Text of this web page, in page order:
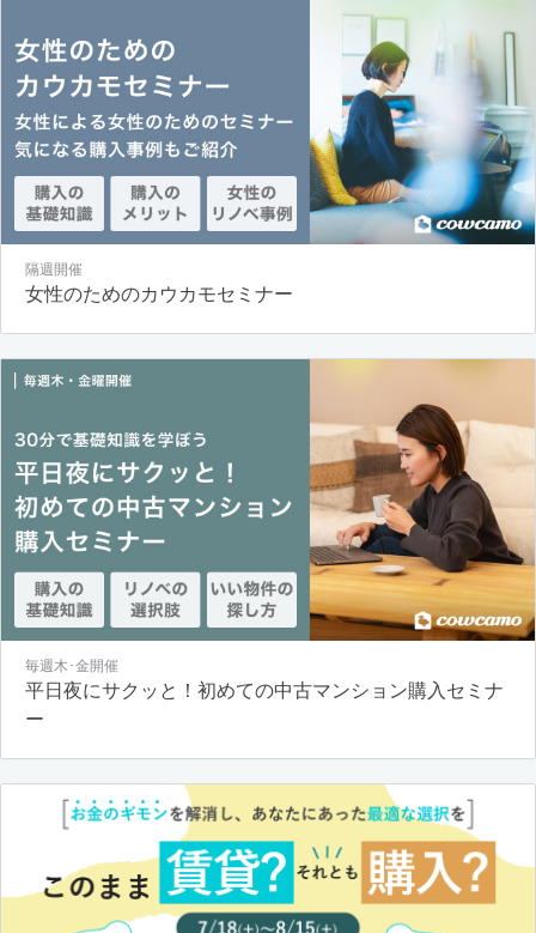
隔週開催
女性のためのカウカモセミナー
毎週木･金開催
平日夜にサクッと！初めての中古マンション購入セミナ
ー